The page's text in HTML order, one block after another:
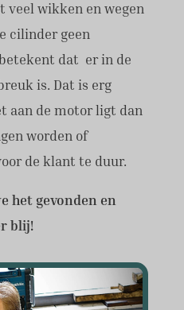
veel wikken en wegen
cilinder geen
dat er in de
is. Dat is erg
aan de motor ligt dan
worden of
de klant te duur.
het gevonden en
blij!